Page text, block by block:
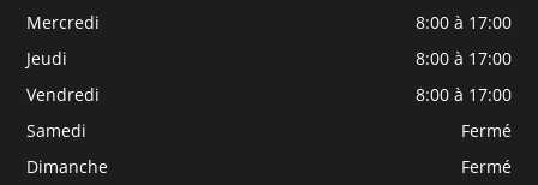
Mercredi
8:00 à 17:00
Jeudi
8:00 à 17:00
Vendredi
8:00 à 17:00
Samedi
Fermé
Dimanche
Fermé